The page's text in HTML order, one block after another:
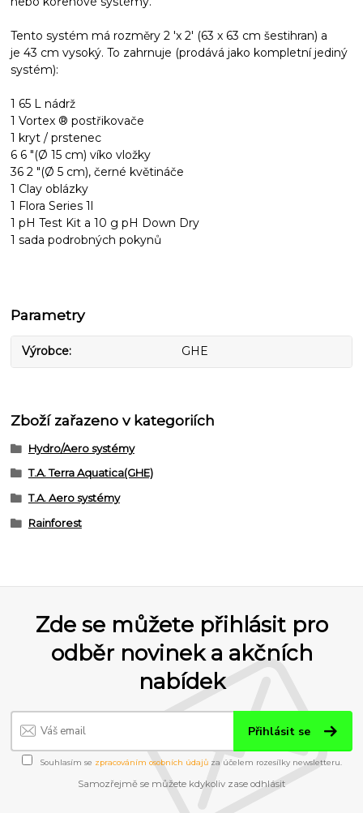
Tento systém má rozměry 2 'x 2' (63 x 63 cm šestihran) a
je 43 cm vysoký. To zahrnuje (prodává jako kompletní jediný
systém):
1 65 L nádrž
1 Vortex ® postřikovače
1 kryt / prstenec
6 6 "(Ø 15 cm) víko vložky
36 2 "(Ø 5 cm), černé květináče
1 Clay oblázky
1 Flora Series 1l
1 pH Test Kit a 10 g pH Down Dry
1 sada podrobných pokynů
Parametry
Výrobce GHE
Zboží zařazeno v kategoriích
Hydro/Aero systémy
T.A. Terra Aquatica(GHE)
T.A. Aero systémy
Rainforest
Zde se můžete přihlásit pro
odběr novinek a akčních
nabídek
Přihlásit se
Souhlasím se zpracováním osobních údajůza účelem rozesílky newsletteru.
Samozřejmě se můžete kdykoliv zase odhlásit